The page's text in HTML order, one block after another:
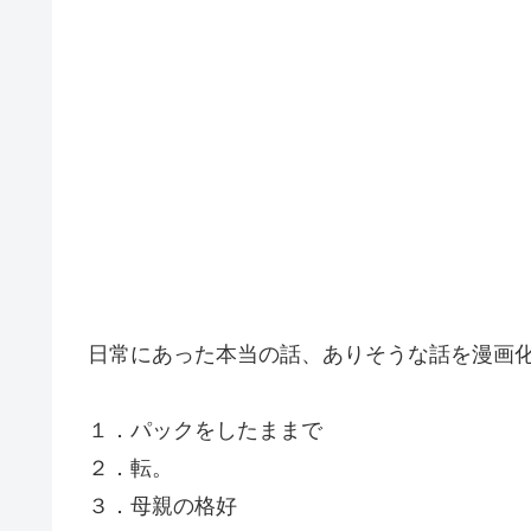
日常にあった本当の話、ありそうな話を漫画
１．パックをしたままで
２．転。
３．母親の格好